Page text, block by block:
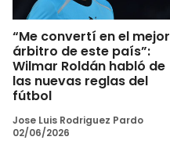
“Me convertí en el mejor
árbitro de este país”:
Wilmar Roldán habló de
las nuevas reglas del
fútbol
Jose Luis Rodriguez Pardo
02/06/2026